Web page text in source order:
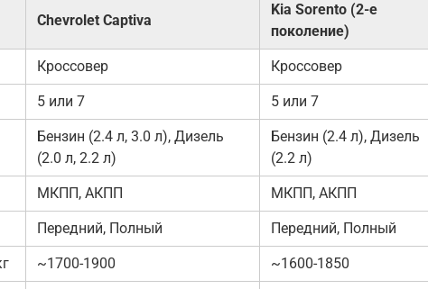
Chevrolet Captiva
Kia Sorento (2-е
поколение)
Кроссовер Кроссовер
5 или 7 5 или 7
Бензин (2.4 л, 3.0 л), Дизель
(2.0 л, 2.2 л)
Бензин (2.4 л), Дизель
(2.2 л)
МКПП, АКПП МКПП, АКПП
Передний, Полный Передний, Полный
~1700-1900 ~1600-1850